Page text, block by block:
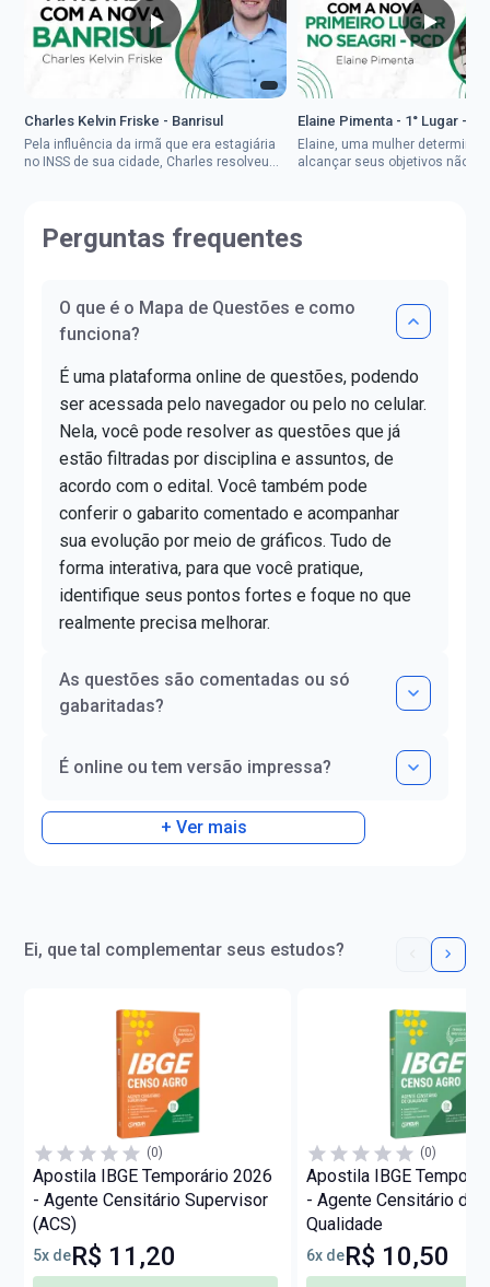
Charles Kelvin Friske - Banrisul
Pela influência da irmã que era estagiária
no INSS de sua cidade, Charles resolveu
Elaine Pimenta - 1° Lugar -
Elaine, uma mulher
alcançar seus objetivos não
Perguntas frequentes
O que é o Mapa de Questões e como
funciona?
É uma plataforma online de questões, podendo
ser acessada pelo navegador ou pelo no celular.
Nela, você pode resolver as questões que já
estão filtradas por disciplina e assuntos, de
acordo com o edital. Você também pode
conferir o gabarito comentado e acompanhar
sua evolução por meio de gráficos. Tudo de
forma interativa, para que você pratique,
identifique seus pontos fortes e foque no que
realmente precisa melhorar.
As questões são comentadas ou só
gabaritadas?
É online ou tem versão impressa?
+ Ver mais
Ei, que tal complementar seus estudos?
(0)
Apostila IBGE Temporário 2026
- Agente Censitário Supervisor
(ACS)
5x deR$ 11,20
(0)
Apostila IBGE
- Agente Censitário de
Qualidade
6x deR$ 10,50